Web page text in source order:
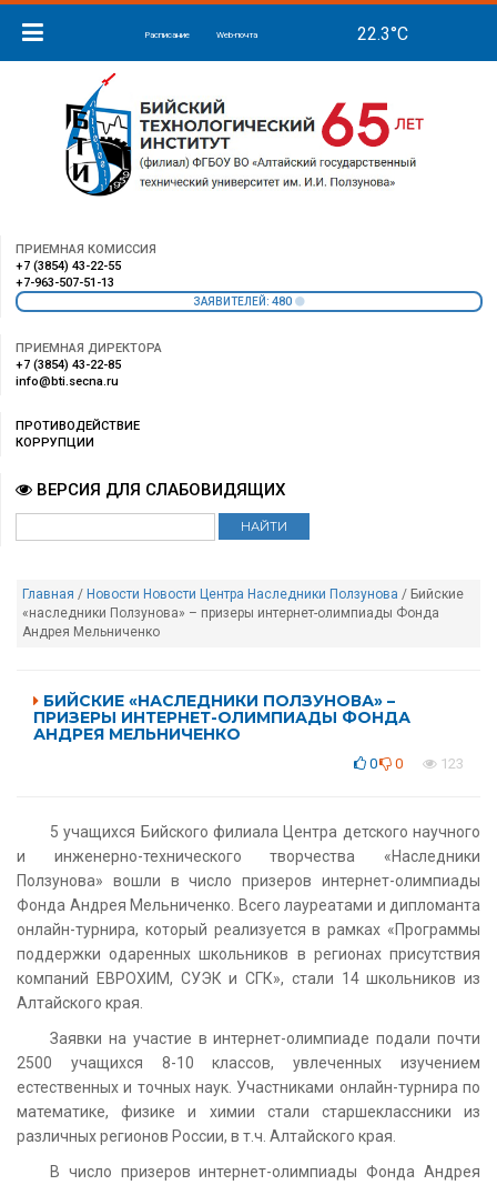
Расписание Web-почта
ПРИЕМНАЯ КОМИССИЯ
+7 (3854) 43-22-55
+7-963-507-51-13
ЗАЯВИТЕЛЕЙ: 480
ПРИЕМНАЯ ДИРЕКТОРА
+7 (3854) 43-22-85
info@bti.secna.ru
ПРОТИВОДЕЙСТВИЕ
КОРРУПЦИИ
ВЕРСИЯ ДЛЯ СЛАБОВИДЯЩИХ
Главная / Новости Новости Центра Наследники Ползунова / Бийские
«наследники Ползунова» – призеры интернет-олимпиады Фонда
Андрея Мельниченко
БИЙСКИЕ «НАСЛЕДНИКИ ПОЛЗУНОВА» –
ПРИЗЕРЫ ИНТЕРНЕТ-ОЛИМПИАДЫ ФОНДА
АНДРЕЯ МЕЛЬНИЧЕНКО
0 0 123
5 учащихся Бийского филиала Центра детского научного
и инженерно-технического творчества «Наследники
Ползунова» вошли в число призеров интернет-олимпиады
Фонда Андрея Мельниченко. Всего лауреатами и дипломанта
онлайн-турнира, который реализуется в рамках «Программы
поддержки одаренных школьников в регионах присутствия
компаний ЕВРОХИМ, СУЭК и СГК», стали 14 школьников из
Алтайского края.
Заявки на участие в интернет-олимпиаде подали почти
2500 учащихся 8-10 классов, увлеченных изучением
естественных и точных наук. Участниками онлайн-турнира по
математике, физике и химии стали старшеклассники из
различных регионов России, в т.ч. Алтайского края.
В число призеров интернет-олимпиады Фонда Андрея